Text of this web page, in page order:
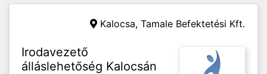
Kalocsa, Tamale Befektetési Kft.
Irodavezető
álláslehetőség Kalocsán